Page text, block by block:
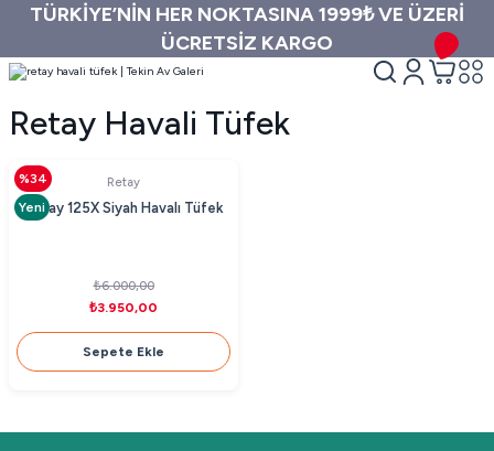
TÜRKİYE’NİN HER NOKTASINA 1999₺ VE ÜZERİ
ÜCRETSİZ KARGO
Retay Havali Tüfek
%34
Yeni
Retay
Retay 125X Siyah Havalı Tüfek
₺6.000,00
₺3.950,00
Sepete Ekle